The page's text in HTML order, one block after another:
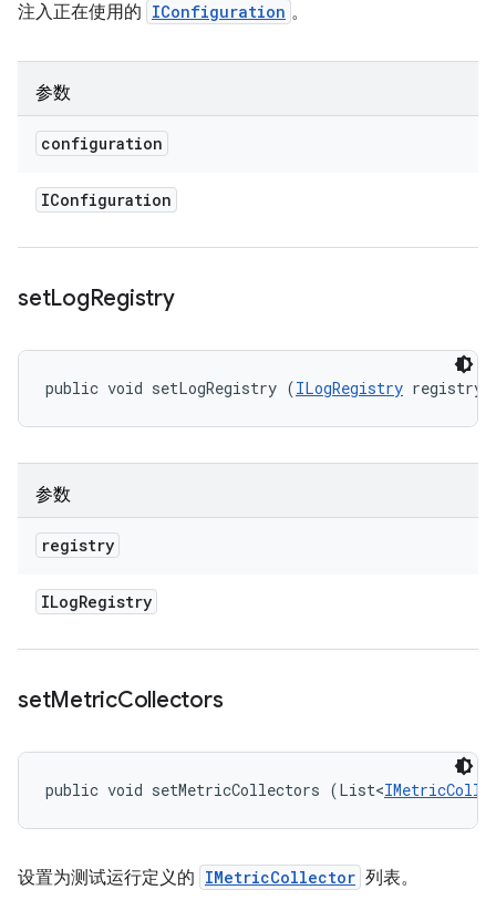
注入正在使用的 IConfiguration 。
参数
configuration
IConfiguration
setLogRegistry
public void setLogRegistry (ILogRegistry registry)
参数
registry
ILogRegistry
setMetricCollectors
public void setMetricCollectors (List<
设置为测试运行定义的 IMetricCollector 列表。